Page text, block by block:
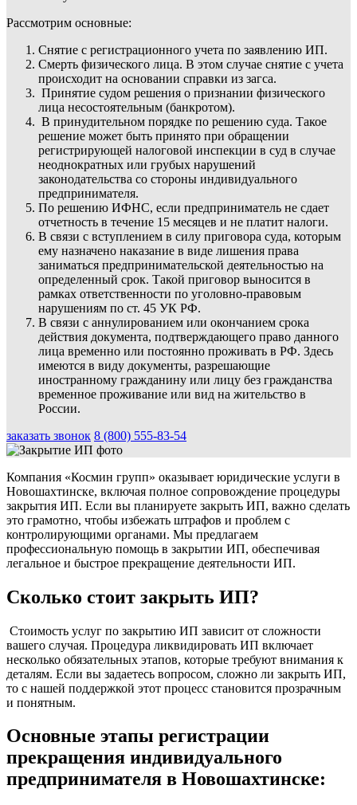
Рассмотрим основные:
Снятие с регистрационного учета по заявлению ИП.
Смерть физического лица. В этом случае снятие с учета
происходит на основании справки из загса.
Принятие судом решения о признании физического
лица несостоятельным (банкротом).
В принудительном порядке по решению суда. Такое
решение может быть принято при обращении
регистрирующей налоговой инспекции в суд в случае
неоднократных или грубых нарушений
законодательства со стороны индивидуального
предпринимателя.
По решению ИФНС, если предприниматель не сдает
отчетность в течение 15 месяцев и не платит налоги.
В связи с вступлением в силу приговора суда, которым
ему назначено наказание в виде лишения права
заниматься предпринимательской деятельностью на
определенный срок. Такой приговор выносится в
рамках ответственности по уголовно-правовым
нарушениям по ст. 45 УК РФ.
В связи с аннулированием или окончанием срока
действия документа, подтверждающего право данного
лица временно или постоянно проживать в РФ. Здесь
имеются в виду документы, разрешающие
иностранному гражданину или лицу без гражданства
временное проживание или вид на жительство в
России.
заказать звонок 8 (800) 555-83-54
Компания «Космин групп» оказывает юридические услуги в
Новошахтинске, включая полное сопровождение процедуры
закрытия ИП. Если вы планируете закрыть ИП, важно сделать
это грамотно, чтобы избежать штрафов и проблем с
контролирующими органами. Мы предлагаем
профессиональную помощь в закрытии ИП, обеспечивая
легальное и быстрое прекращение деятельности ИП.
Сколько стоит закрыть ИП?
Стоимость услуг по закрытию ИП зависит от сложности
вашего случая. Процедура ликвидировать ИП включает
несколько обязательных этапов, которые требуют внимания к
деталям. Если вы задаетесь вопросом, сложно ли закрыть ИП,
то с нашей поддержкой этот процесс становится прозрачным
и понятным.
Основные этапы регистрации
прекращения индивидуального
предпринимателя в Новошахтинске: